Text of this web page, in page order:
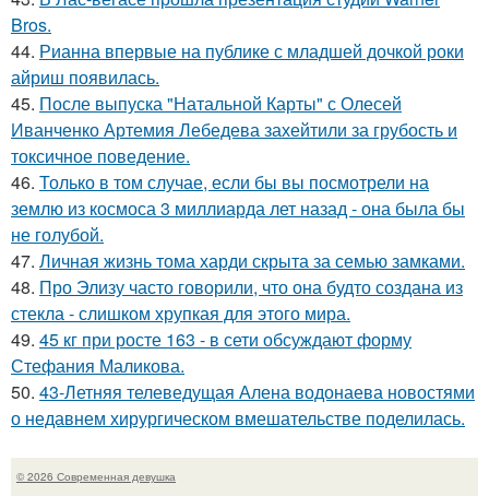
Bros.
44. Рианна впервые на публике с младшей дочкой роки
айриш появилась.
45. После выпуска "Натальной Карты" с Олесей
Иванченко Артемия Лебедева захейтили за грубость и
токсичное поведение.
46. Только в том случае, если бы вы посмотрели на
землю из космоса 3 миллиарда лет назад - она была бы
не голубой.
47. Личная жизнь тома харди скрыта за семью замками.
48. Про Элизу часто говорили, что она будто создана из
стекла - слишком хрупкая для этого мира.
49. 45 кг при росте 163 - в сети обсуждают форму
Стефания Маликова.
50. 43-Летняя телеведущая Алена водонаева новостями
о недавнем хирургическом вмешательстве поделилась.
© 2026 Современная девушка